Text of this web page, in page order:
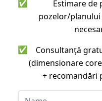
✅
Estimare de
pozelor/planului
✅
Consultanță
(dimensionare
+ recomandări